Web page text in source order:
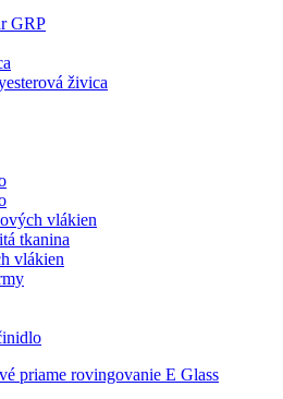
GRP
živica
vlákien
tkanina
vlákien